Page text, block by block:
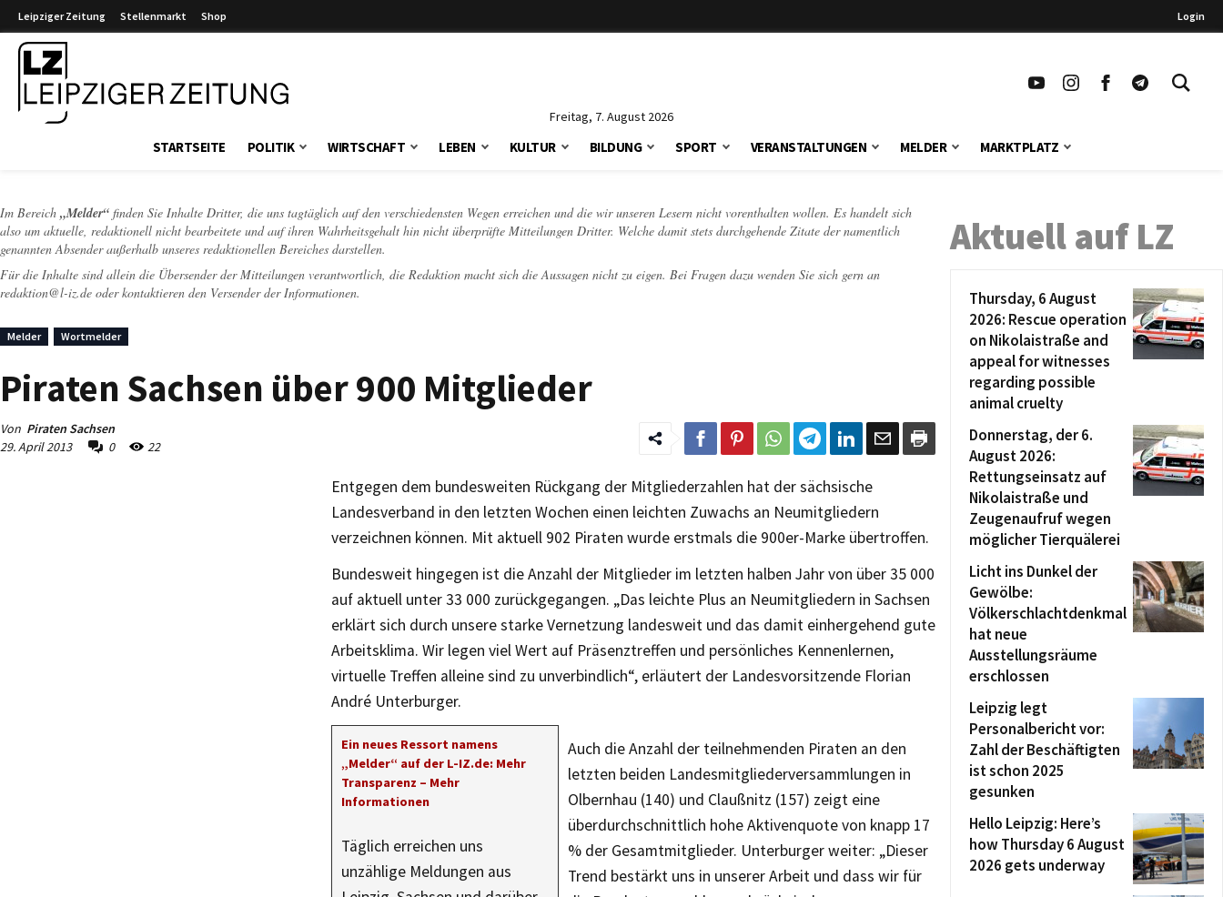
Leipziger Zeitung Stellenmarkt Shop Login
Freitag, 7. August 2026
STARTSEITE POLITIK WIRTSCHAFT LEBEN KULTUR BILDUNG SPORT VERANSTALTUNGEN MELDER MARKTPLATZ
Im Bereich „Melder“ finden Sie Inhalte Dritter, die uns tagtäglich auf den verschiedensten Wegen erreichen und die wir unseren Lesern nicht vorenthalten wollen. Es handelt sich
also um aktuelle, redaktionell nicht bearbeitete und auf ihren Wahrheitsgehalt hin nicht überprüfte Mitteilungen Dritter. Welche damit stets durchgehende Zitate der namentlich
genannten Absender außerhalb unseres redaktionellen Bereiches darstellen.
Für die Inhalte sind allein die Übersender der Mitteilungen verantwortlich, die Redaktion macht sich die Aussagen nicht zu eigen. Bei Fragen dazu wenden Sie sich gern an
redaktion@l-iz.de oder kontaktieren den Versender der Informationen.
Melder Wortmelder
Piraten Sachsen über 900 Mitglieder
Von Piraten Sachsen
29. April 2013
0 22
Entgegen dem bundesweiten Rückgang der Mitgliederzahlen hat der sächsische
Landesverband in den letzten Wochen einen leichten Zuwachs an Neumitgliedern
verzeichnen können. Mit aktuell 902 Piraten wurde erstmals die 900er-Marke übertroffen.
Bundesweit hingegen ist die Anzahl der Mitglieder im letzten halben Jahr von über 35 000
auf aktuell unter 33 000 zurückgegangen. „Das leichte Plus an Neumitgliedern in Sachsen
erklärt sich durch unsere starke Vernetzung landesweit und das damit einhergehend gute
Arbeitsklima. Wir legen viel Wert auf Präsenztreffen und persönliches Kennenlernen,
virtuelle Treffen alleine sind zu unverbindlich“, erläutert der Landesvorsitzende Florian
André Unterburger.
Ein neues Ressort namens
„Melder“ auf der L-IZ.de: Mehr
Transparenz – Mehr
Informationen
Täglich erreichen uns
unzählige Meldungen aus
Auch die Anzahl der teilnehmenden Piraten an den
letzten beiden Landesmitgliederversammlungen in
Olbernhau (140) und Claußnitz (157) zeigt eine
überdurchschnittlich hohe Aktivenquote von knapp 17
% der Gesamtmitglieder. Unterburger weiter: „Dieser
Trend bestärkt uns in unserer Arbeit und dass wir für
Aktuell auf LZ
Thursday, 6 August
2026: Rescue operation
on Nikolaistraße and
appeal for witnesses
regarding possible
animal cruelty
Donnerstag, der 6.
August 2026:
Rettungseinsatz auf
Nikolaistraße und
Zeugenaufruf wegen
möglicher Tierquälerei
Licht ins Dunkel der
Gewölbe:
Völkerschlachtdenkmal
hat neue
Ausstellungsräume
erschlossen
Leipzig legt
Personalbericht vor:
Zahl der Beschäftigten
ist schon 2025
gesunken
Hello Leipzig: Here’s
how Thursday 6 August
2026 gets underway